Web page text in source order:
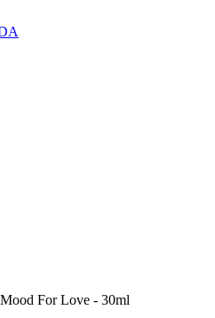
For Love - 30ml